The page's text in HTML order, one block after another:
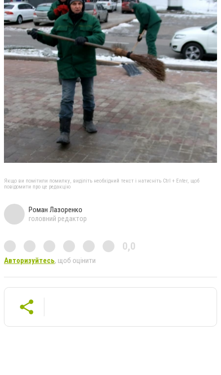
Якщо ви помітили помилку, виділіть необхідний текст і натисніть Ctrl + Enter, щоб
повідомити про це редакцію
Роман Лазоренко
головний редактор
0,0
Авторизуйтесь, щоб оцінити